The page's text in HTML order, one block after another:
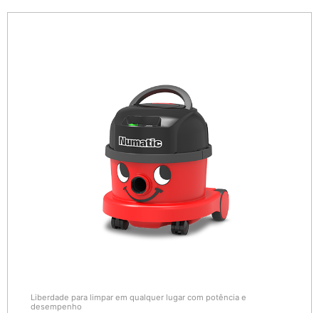
Liberdade para limpar em qualquer lugar com potência e
desempenho